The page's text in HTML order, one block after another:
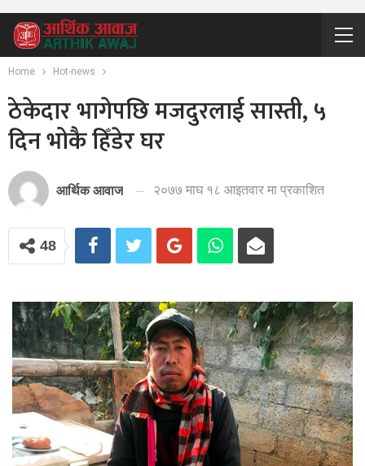
Home Hot-news
ठेकेदार भागेपछि मजदुरलाई सास्ती, ५
दिन भोकै हिँडेर घर
आर्थिक आवाज २०७७ माघ १८ आइतवार मा प्रकाशित
48